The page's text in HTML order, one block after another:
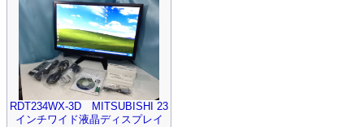
RDT234WX-3D MITSUBISHI 23
インチワイド液晶ディスプレイ